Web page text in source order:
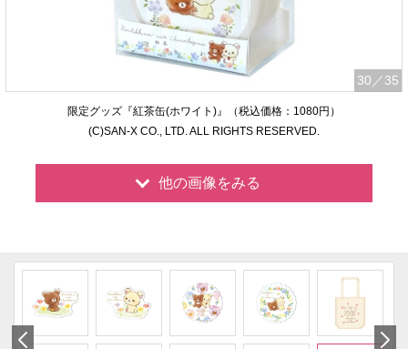
30 ／35
限定グッズ『紅茶缶(ホワイト)』（税込価格：1080円）
(C)SAN-X CO., LTD. ALL RIGHTS RESERVED.
他の画像をみる